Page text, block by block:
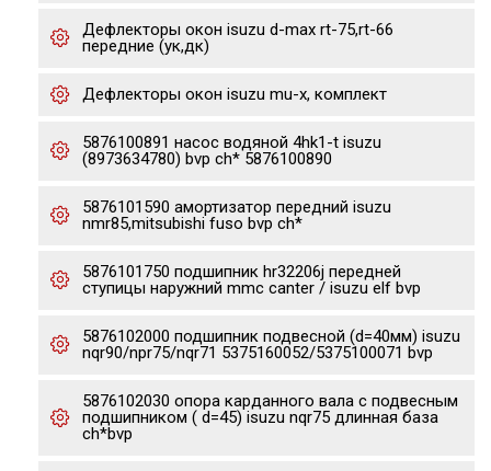
Дефлекторы окон isuzu d-max rt-75,rt-66
передние (ук,дк)
Дефлекторы окон isuzu mu-x, комплект
5876100891 насос водяной 4hk1-t isuzu
(8973634780) bvp ch* 5876100890
5876101590 амортизатор передний isuzu
nmr85,mitsubishi fuso bvp ch*
5876101750 подшипник hr32206j передней
ступицы наружний mmc canter / isuzu elf bvp
5876102000 подшипник подвесной (d=40мм) isuzu
nqr90/npr75/nqr71 5375160052/5375100071 bvp
5876102030 опора карданного вала с подвесным
подшипником ( d=45) isuzu nqr75 длинная база
ch*bvp